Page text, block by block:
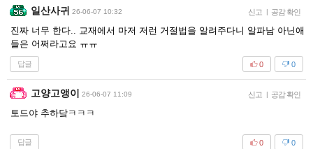
일산사귀 26-06-07 10:32 신고 | 공감 확인
진짜 너무 한다.. 교재에서 마저 저런 거절법을 알려주다니 알파남 아닌애
들은 어쩌라고요 ㅠㅠ
답글 0
0
고양고앵이 26-06-07 11:09 신고 | 공감 확인
토드야 추하닼ㅋㅋㅋ
답글 0
0